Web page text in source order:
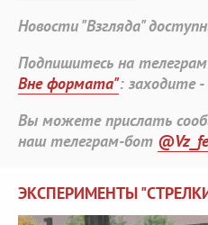
Новости "Взгляда"
Подпишитесь на
Вне формата": заходите
Вы можете прислать
наш телеграм-бот
ЭКСПЕРИМЕНТЫ